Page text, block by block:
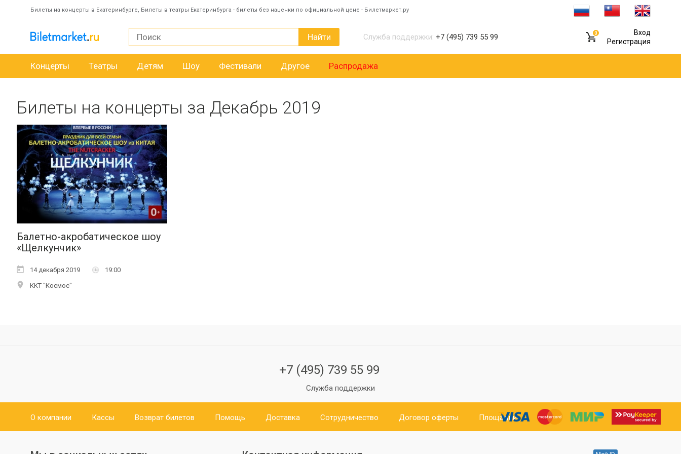
Билеты на концерты в Екатеринбурге, Билеты в театры Екатеринбурга - билеты без наценки по официальной цене - Билетмаркет.ру
Найти Служба поддержки: +7 (495) 739 55 99 0
Вход
Регистрация
Концерты Театры Детям Шоу Фестивали Другое Распродажа
Билеты на концерты за Декабрь 2019
Балетно-акробатическое шоу
«Щелкунчик»
14 декабря 2019 19:00
ККТ "Космос"
+7 (495) 739 55 99
Служба поддержки
О компании Кассы Возврат билетов Помощь Доставка Сотрудничество Договор оферты Площадки